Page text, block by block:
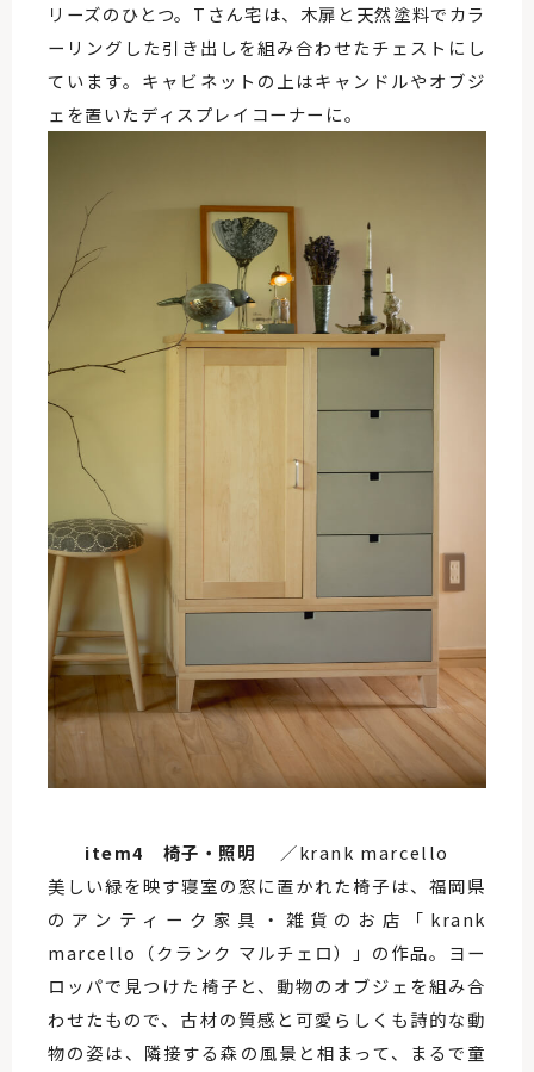
リーズのひとつ。Tさん宅は、木扉と天然塗料でカラ
ーリングした引き出しを組み合わせたチェストにし
ています。キャビネットの上はキャンドルやオブジ
ェを置いたディスプレイコーナーに。
item4 椅子・照明 ／krank marcello
美しい緑を映す寝室の窓に置かれた椅子は、福岡県
のアンティーク家具・雑貨のお店「krank
marcello（クランク マルチェロ）」の作品。ヨー
ロッパで見つけた椅子と、動物のオブジェを組み合
わせたもので、古材の質感と可愛らしくも詩的な動
物の姿は、隣接する森の風景と相まって、まるで童